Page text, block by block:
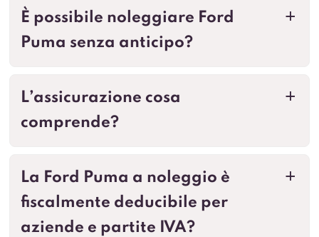
a
È possibile noleggiare Ford
Puma senza anticipo?
a
L’assicurazione cosa
comprende?
a
La Ford Puma a noleggio è
fiscalmente deducibile per
aziende e partite IVA?